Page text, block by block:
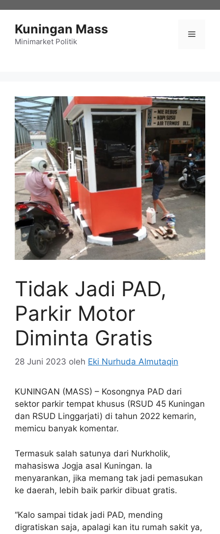
Kuningan Mass
Minimarket Politik
Menu
Tidak Jadi PAD,
Parkir Motor
Diminta Gratis
28 Juni 2023 oleh Eki Nurhuda Almutaqin
KUNINGAN (MASS) – Kosongnya PAD dari
sektor parkir tempat khusus (RSUD 45 Kuningan
dan RSUD Linggarjati) di tahun 2022 kemarin,
memicu banyak komentar.
Termasuk salah satunya dari Nurkholik,
mahasiswa Jogja asal Kuningan. Ia
menyarankan, jika memang tak jadi pemasukan
ke daerah, lebih baik parkir dibuat gratis.
“Kalo sampai tidak jadi PAD, mending
digratiskan saja, apalagi kan itu rumah sakit ya,